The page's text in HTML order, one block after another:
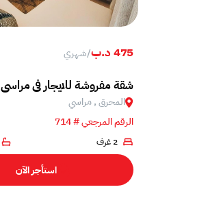
475 د.ب /شهري
شقة مفروشة للايجار في مراسي
المحرق , مراسي
الرقم المرجعي # 714
2 غرف
استأجر الآن